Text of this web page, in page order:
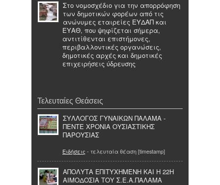
Στο νομοσχέδιο για την απορρόφηση
των δημοτικών φορέων από τις
ανώνυμες εταιρείες ΕΥΔΑΠ και
ΕΥΑΘ, που ψηφίζεται σήμερα,
αντιτίθενται επιστήμονες,
περιβαλλοντικές οργανώσεις,
δημοτικές αρχές και δημοτικές
επιχειρήσεις ύδρευσης
Τελευταίες Θεάσεις
ΣΥΛΛΟΓΟΣ ΓΥΝΑΙΚΩΝ ΠΑΛΑΜΑ -
ΠΕΝΤΕ ΧΡΟΝΙΑ ΟΥΣΙΑΣΤΙΚΗΣ
ΠΑΡΟΥΣΙΑΣ
Ειδήσεις - τελευταία θέαση [timestamp]
ΑΠOΛΥΤΑ ΕΠΙΤΥΧΗΜEΝΗ ΚΑΙ Η 22Η
ΑΙΜΟΔΟΣIΑ ΤΟΥ Σ.Ε.Α.ΠΑΛΑΜA